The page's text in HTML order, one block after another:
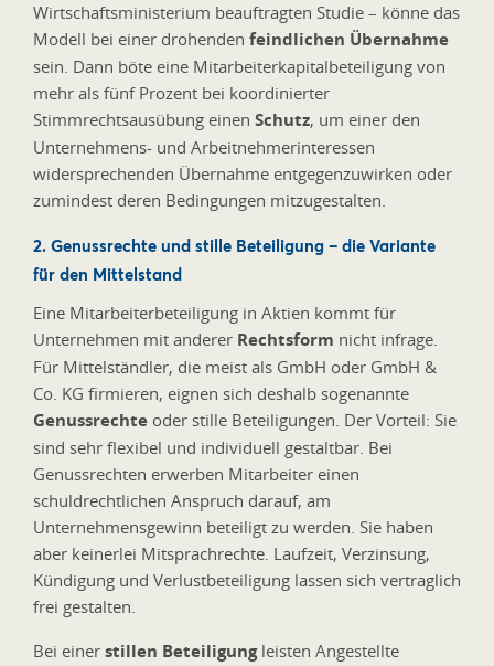
Wirtschaftsministerium beauftragten Studie – könne das
Modell bei einer drohenden feindlichen Übernahme
sein. Dann böte eine Mitarbeiterkapitalbeteiligung von
mehr als fünf Prozent bei koordinierter
Stimmrechtsausübung einen Schutz, um einer den
Unternehmens- und Arbeitnehmerinteressen
widersprechenden Übernahme entgegenzuwirken oder
zumindest deren Bedingungen mitzugestalten.
2. Genussrechte und stille Beteiligung – die Variante
für den Mittelstand
Eine Mitarbeiterbeteiligung in Aktien kommt für
Unternehmen mit anderer Rechtsform nicht infrage.
Für Mittelständler, die meist als GmbH oder GmbH &
Co. KG firmieren, eignen sich deshalb sogenannte
Genussrechte oder stille Beteiligungen. Der Vorteil: Sie
sind sehr flexibel und individuell gestaltbar. Bei
Genussrechten erwerben Mitarbeiter einen
schuldrechtlichen Anspruch darauf, am
Unternehmensgewinn beteiligt zu werden. Sie haben
aber keinerlei Mitsprachrechte. Laufzeit, Verzinsung,
Kündigung und Verlustbeteiligung lassen sich vertraglich
frei gestalten.
Bei einer stillen Beteiligungleisten Angestellte